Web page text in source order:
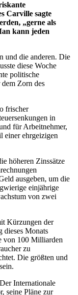
Carville sagte
„gerne als
kann jeden
und die anderen. Die
diese Woche
politische
Zorn des
frischer
in
für Arbeitnehmer,
einer ehrgeizigen
höheren Zinssätze
ausgeben, um die
einjährige
von zwei
Kürzungen der
dieses Monats
von 100 Milliarden
zu
Die größten und
Internationale
seine Pläne zur